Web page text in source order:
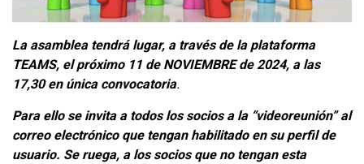
La asamblea tendrá lugar, a través de la plataforma
TEAMS, el próximo 11 de NOVIEMBRE de 2024, a las
17,30 en única convocatoria.
Para ello se invita a todos los socios a la “videoreunión” al
correo electrónico que tengan habilitado en su perfil de
usuario. Se ruega, a los socios que no tengan esta